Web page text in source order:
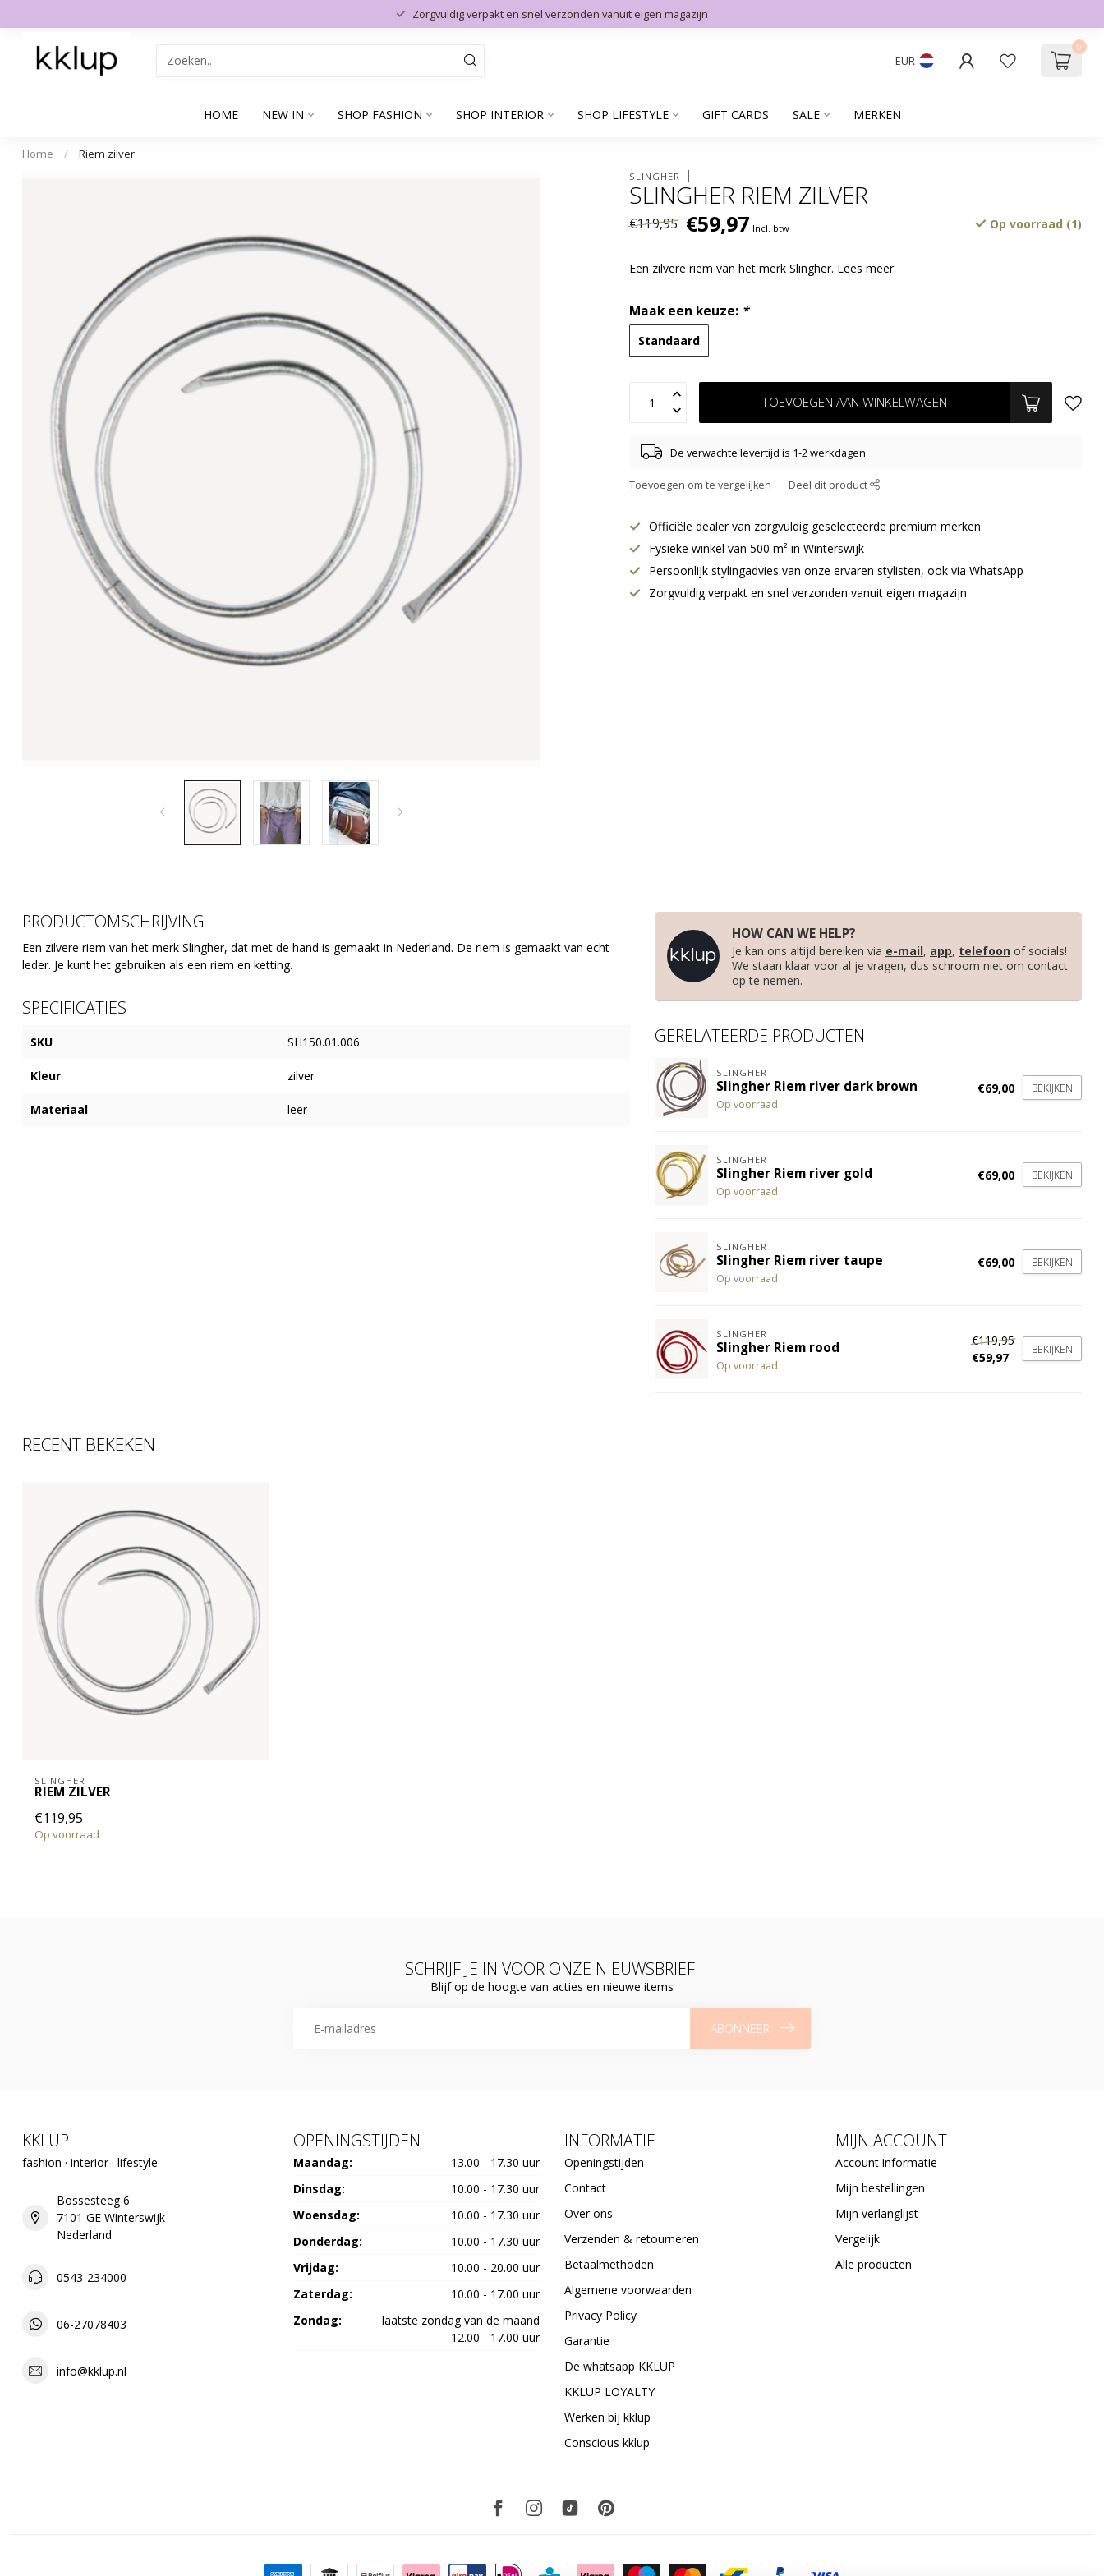
Zorgvuldig verpakt en snel verzonden vanuit eigen magazijn
EUR
0
HOME NEW IN SHOP FASHION SHOP INTERIOR SHOP LIFESTYLE GIFT CARDS SALE MERKEN
Home / Riem zilver
SLINGHER
SLINGHER RIEM ZILVER
€119,95 €59,97 Incl. btw Op voorraad (1)
Een zilvere riem van het merk Slingher. Lees meer.
Maak een keuze: *
Standaard
TOEVOEGEN AAN WINKELWAGEN
De verwachte levertijd is 1-2 werkdagen
Toevoegen om te vergelijken Deel dit product
Officiële dealer van zorgvuldig geselecteerde premium merken
Fysieke winkel van 500 m² in Winterswijk
Persoonlijk stylingadvies van onze ervaren stylisten, ook via WhatsApp
Zorgvuldig verpakt en snel verzonden vanuit eigen magazijn
PRODUCTOMSCHRIJVING
Een zilvere riem van het merk Slingher, dat met de hand is gemaakt in Nederland. De riem is gemaakt van echt
leder. Je kunt het gebruiken als een riem en ketting.
SPECIFICATIES
SKU SH150.01.006
Kleur zilver
Materiaal leer
HOW CAN WE HELP?
Je kan ons altijd bereiken via e-mail, app, telefoon of socials!
We staan klaar voor al je vragen, dus schroom niet om contact
op te nemen.
GERELATEERDE PRODUCTEN
SLINGHER
Slingher Riem river dark brown
Op voorraad
€69,00 BEKIJKEN
SLINGHER
Slingher Riem river gold
Op voorraad
€69,00 BEKIJKEN
SLINGHER
Slingher Riem river taupe
Op voorraad
€69,00 BEKIJKEN
SLINGHER
Slingher Riem rood
Op voorraad
€119,95
€59,97
BEKIJKEN
RECENT BEKEKEN
SLINGHER
RIEM ZILVER
€119,95
Op voorraad
SCHRIJF JE IN VOOR ONZE NIEUWSBRIEF!
Blijf op de hoogte van acties en nieuwe items
ABONNEER
KKLUP
fashion · interior · lifestyle
Bossesteeg 6
7101 GE Winterswijk
Nederland
0543-234000
06-27078403
info@kklup.nl
OPENINGSTIJDEN
Maandag:
13.00 - 17.30 uur
Dinsdag:
10.00 - 17.30 uur
Woensdag:
10.00 - 17.30 uur
Donderdag:
10.00 - 17.30 uur
Vrijdag:
10.00 - 20.00 uur
Zaterdag:
10.00 - 17.00 uur
Zondag:
laatste zondag van de maand
12.00 - 17.00 uur
INFORMATIE
Openingstijden
Contact
Over ons
Verzenden & retourneren
Betaalmethoden
Algemene voorwaarden
Privacy Policy
Garantie
De whatsapp KKLUP
KKLUP LOYALTY
Werken bij kklup
Conscious kklup
MIJN ACCOUNT
Account informatie
Mijn bestellingen
Mijn verlanglijst
Vergelijk
Alle producten